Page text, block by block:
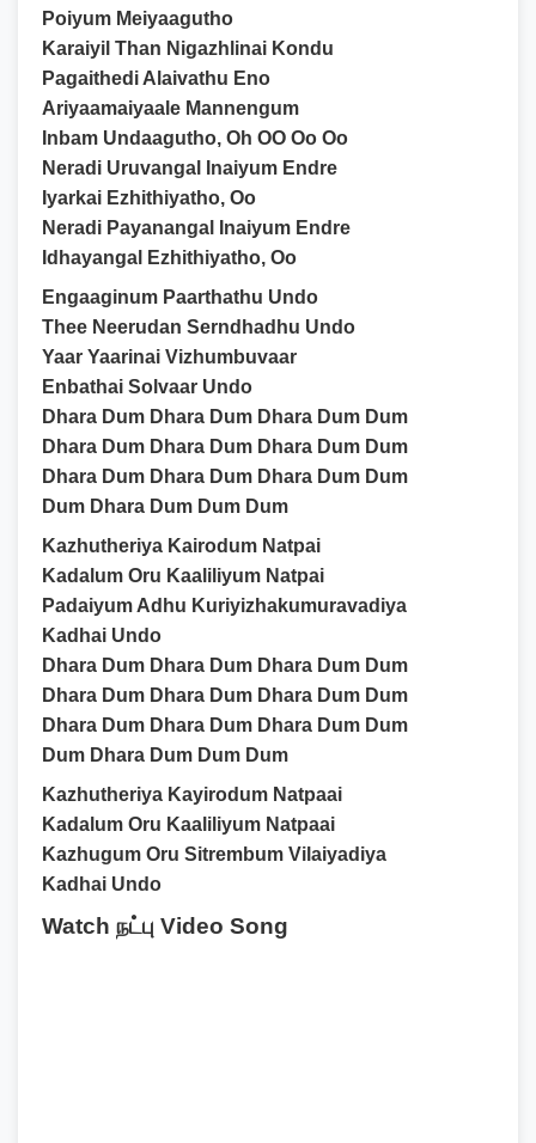
Poiyum Meiyaagutho
Karaiyil Than Nigazhlinai Kondu
Pagaithedi Alaivathu Eno
Ariyaamaiyaale Mannengum
Inbam Undaagutho, Oh OO Oo Oo
Neradi Uruvangal Inaiyum Endre
Iyarkai Ezhithiyatho, Oo
Neradi Payanangal Inaiyum Endre
Idhayangal Ezhithiyatho, Oo
Engaaginum Paarthathu Undo
Thee Neerudan Serndhadhu Undo
Yaar Yaarinai Vizhumbuvaar
Enbathai Solvaar Undo
Dhara Dum Dhara Dum Dhara Dum Dum
Dhara Dum Dhara Dum Dhara Dum Dum
Dhara Dum Dhara Dum Dhara Dum Dum
Dum Dhara Dum Dum Dum
Kazhutheriya Kairodum Natpai
Kadalum Oru Kaaliliyum Natpai
Padaiyum Adhu Kuriyizhakumuravadiya
Kadhai Undo
Dhara Dum Dhara Dum Dhara Dum Dum
Dhara Dum Dhara Dum Dhara Dum Dum
Dhara Dum Dhara Dum Dhara Dum Dum
Dum Dhara Dum Dum Dum
Kazhutheriya Kayirodum Natpaai
Kadalum Oru Kaaliliyum Natpaai
Kazhugum Oru Sitrembum Vilaiyadiya
Kadhai Undo
Watch நட்பு Video Song